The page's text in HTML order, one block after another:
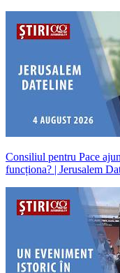
Consiliul pentru Pace
funcționa? | Jerusalem